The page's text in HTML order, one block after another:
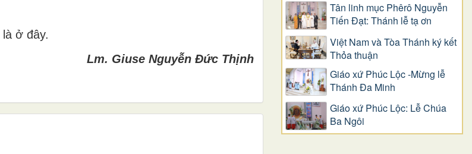
ở đây.
Lm. Giuse Nguyễn Đức Thịnh
Tân linh mục Phêrô Nguyễn
Tiến Đạt: Thánh lễ tạ ơn
Việt Nam và Tòa Thánh ký kết
Thỏa thuận
Giáo xứ Phúc Lộc -Mừng lễ
Thánh Đa Minh
Giáo xứ Phúc Lộc: Lễ Chúa
Ba Ngôi